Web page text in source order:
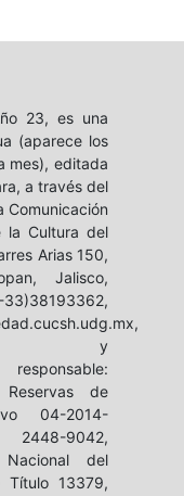
23, es una
(aparece los
mes), editada
a través del
Comunicación
la Cultura del
Arias 150,
Jalisco,
y
responsable:
Reservas de
04-2014-
2448-9042,
del
13379,